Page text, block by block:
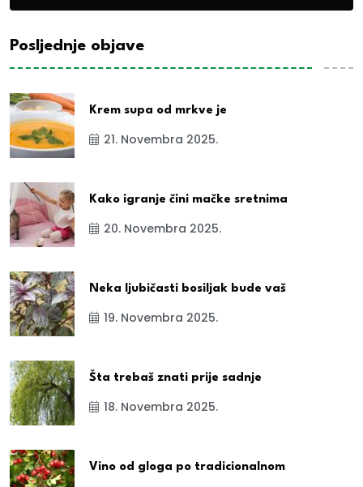
Posljednje objave
Krem supa od mrkve je
21. Novembra 2025.
Kako igranje čini mačke sretnima
20. Novembra 2025.
Neka ljubičasti bosiljak bude vaš
19. Novembra 2025.
Šta trebaš znati prije sadnje
18. Novembra 2025.
Vino od gloga po tradicionalnom